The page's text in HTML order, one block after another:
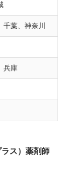
千葉、神奈川
兵庫
ス）薬剤師